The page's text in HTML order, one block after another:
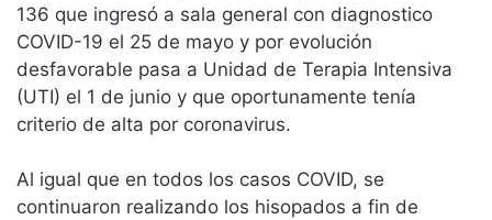
136 que ingresó a sala general con diagnostico
COVID-19 el 25 de mayo y por evolución
desfavorable pasa a Unidad de Terapia Intensiva
(UTI) el 1 de junio y que oportunamente tenía
criterio de alta por coronavirus.
Al igual que en todos los casos COVID, se
continuaron realizando los hisopados a fin de